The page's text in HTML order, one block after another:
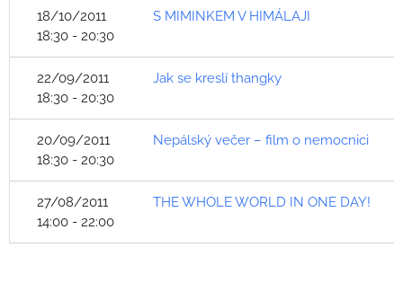
18/10/2011
18:30 - 20:30
S MIMINKEM V HIMÁLAJI
22/09/2011
18:30 - 20:30
Jak se kreslí thangky
20/09/2011
18:30 - 20:30
Nepálský večer – film o nemocnici
27/08/2011
14:00 - 22:00
THE WHOLE WORLD IN ONE DAY!